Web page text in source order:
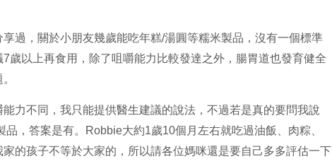
過，關於小朋友幾歲能吃年糕/湯圓等糯米製品，沒有一個標準
歲以上再食用，除了咀嚼能力比較發達之外，腸胃道也發育健全
力不同，我只能提供醫生建議的說法，不過若是真的要問我說
品，答案是有。Robbie大約1歲10個月左右就吃過油飯、肉粽、
的孩子不等於大家的，所以請各位媽咪還是要自己多多評估一下